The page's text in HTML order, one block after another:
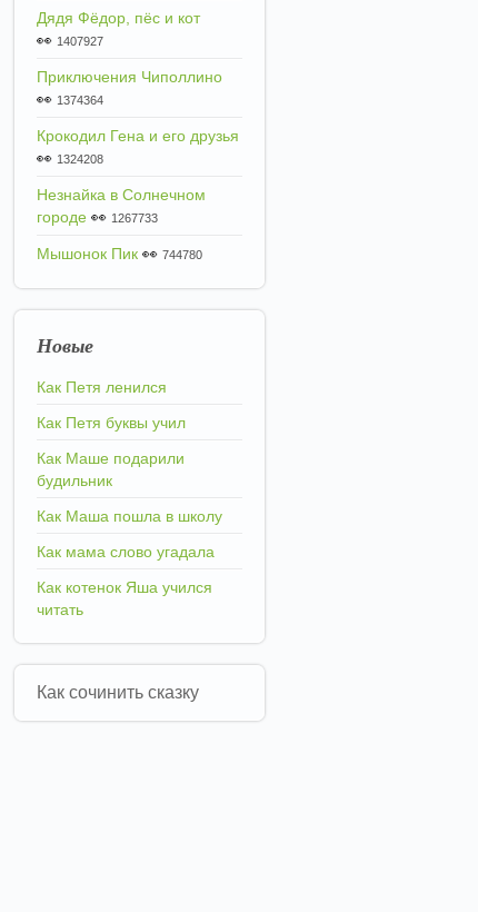
Дядя Фёдор, пёс и кот
👀 1407927
Приключения Чиполлино
👀 1374364
Крокодил Гена и его друзья
👀 1324208
Незнайка в Солнечном
городе 👀 1267733
Мышонок Пик 👀 744780
Новые
Как Петя ленился
Как Петя буквы учил
Как Маше подарили
будильник
Как Маша пошла в школу
Как мама слово угадала
Как котенок Яша учился
читать
Как сочинить сказку